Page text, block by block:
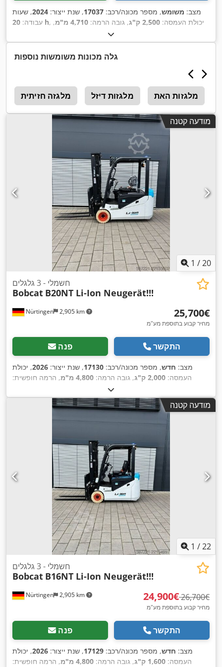
מצב: משומש, מספר מכונה/רכב: 17037, שנת ייצור: 2024, שעות
עבודה: 20 h , יכולת העמסה: 2,500 ק"ג , גובה הרמה: 4,710 מ"מ
,
, מרכז העומס:
חשמלי, סוג תורן:טריפלקס, גובה בנייה:2,180 מ"מ
, מתח סוללה:
48 V
1,200 מ"מ , גודל הצמיג הקדמי:
גלה מכונות משומשות נוספות
מלגזה חזיתית מלגזות דיזל מלגזות האת
מודעה קטנה
1 /20
Nürtingen 2,905 km
חשמלי - 3 גלגלים
Bobcat B20NT Li-Ion Neugerät!!!
‏25,700 ‏€
מחיר קבוע בתוספת מע"מ
פנה התקשר
מצב: חדש, מספר מכונה/רכב: 17130, שנת ייצור: 2026, יכולת
העמסה: 2,000 ק"ג , גובה הרמה: 4,800 מ"מ
, הרמה חופשית:
500 מ"מ
טריפלקס, גובה בנייה:2,215 מ"מ , מתח סוללה: 51.2 V, אורך
המזלג:1,200 מ"מ , גודל הצמיג הקדמי:
, גודל צמיג אחורי:
, משקל כולל:
מודעה קטנה
1 /22
Nürtingen 2,905 km
חשמלי - 3 גלגלים
Bobcat B16NT Li-Ion Neugerät!!!
‏24,900 ‏€ ‏26,700 ‏€
מחיר קבוע בתוספת מע"מ
פנה התקשר
מצב: חדש, מספר מכונה/רכב: 17129, שנת ייצור: 2026, יכולת
העמסה: 1,600 ק"ג , גובה הרמה: 4,800 מ"מ
, הרמה חופשית: